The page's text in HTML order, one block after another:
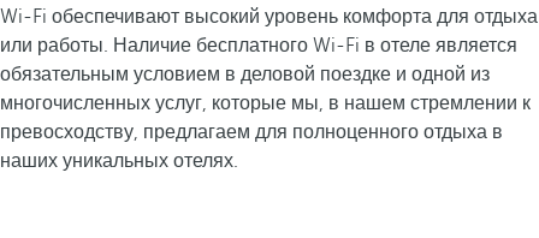
Wi-Fi обеспечивают высокий уровень комфорта для отдыха
или работы. Наличие бесплатного Wi-Fi в отеле является
обязательным условием в деловой поездке и одной из
многочисленных услуг, которые мы, в нашем стремлении к
превосходству, предлагаем для полноценного отдыха в
наших уникальных отелях.